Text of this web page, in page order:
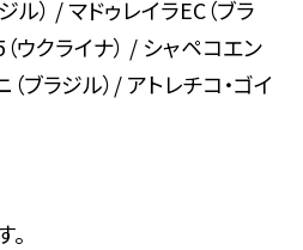
ル） / マドゥレイラEC（ブラ
ウクライナ） / シャペコエン
ブラジル）/ アトレチコ・ゴイ